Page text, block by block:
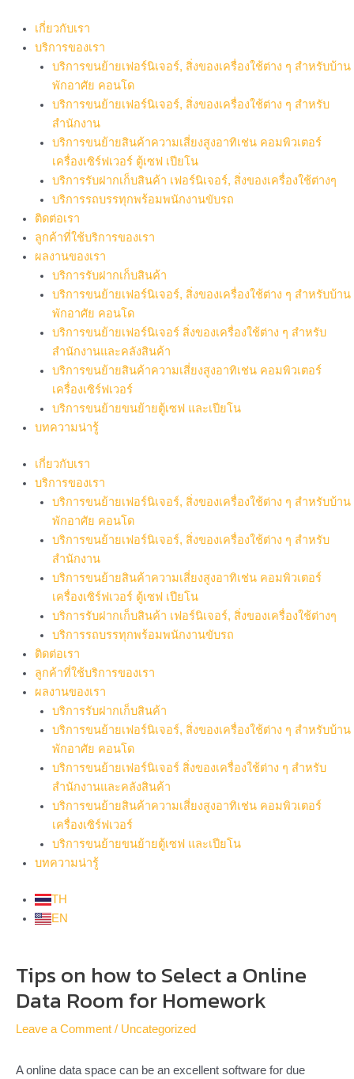
content
เกี่ยวกับเรา
บริการของเรา
บริการขนย้ายเฟอร์นิเจอร์, สิ่งของเครื่องใช้ต่าง ๆ สำหรับบ้าน
พักอาศัย คอนโด
บริการขนย้ายเฟอร์นิเจอร์, สิ่งของเครื่องใช้ต่าง ๆ สำหรับ
สำนักงาน
บริการขนย้ายสินค้าความเสี่ยงสูงอาทิเช่น คอมพิวเตอร์
เครื่องเซิร์ฟเวอร์ ตู้เซฟ เปียโน
บริการรับฝากเก็บสินค้า เฟอร์นิเจอร์, สิ่งของเครื่องใช้ต่างๆ
บริการรถบรรทุกพร้อมพนักงานขับรถ
ติดต่อเรา
ลูกค้าที่ใช้บริการของเรา
ผลงานของเรา
บริการรับฝากเก็บสินค้า
บริการขนย้ายเฟอร์นิเจอร์, สิ่งของเครื่องใช้ต่าง ๆ สำหรับบ้าน
พักอาศัย คอนโด
บริการขนย้ายเฟอร์นิเจอร์ สิ่งของเครื่องใช้ต่าง ๆ สำหรับ
สำนักงานและคลังสินค้า
บริการขนย้ายสินค้าความเสี่ยงสูงอาทิเช่น คอมพิวเตอร์
เครื่องเซิร์ฟเวอร์
บริการขนย้ายขนย้ายตู้เซฟ และเปียโน
บทความน่ารู้
เกี่ยวกับเรา
บริการของเรา
บริการขนย้ายเฟอร์นิเจอร์, สิ่งของเครื่องใช้ต่าง ๆ สำหรับบ้าน
พักอาศัย คอนโด
บริการขนย้ายเฟอร์นิเจอร์, สิ่งของเครื่องใช้ต่าง ๆ สำหรับ
สำนักงาน
บริการขนย้ายสินค้าความเสี่ยงสูงอาทิเช่น คอมพิวเตอร์
เครื่องเซิร์ฟเวอร์ ตู้เซฟ เปียโน
บริการรับฝากเก็บสินค้า เฟอร์นิเจอร์, สิ่งของเครื่องใช้ต่างๆ
บริการรถบรรทุกพร้อมพนักงานขับรถ
ติดต่อเรา
ลูกค้าที่ใช้บริการของเรา
ผลงานของเรา
บริการรับฝากเก็บสินค้า
บริการขนย้ายเฟอร์นิเจอร์, สิ่งของเครื่องใช้ต่าง ๆ สำหรับบ้าน
พักอาศัย คอนโด
บริการขนย้ายเฟอร์นิเจอร์ สิ่งของเครื่องใช้ต่าง ๆ สำหรับ
สำนักงานและคลังสินค้า
บริการขนย้ายสินค้าความเสี่ยงสูงอาทิเช่น คอมพิวเตอร์
เครื่องเซิร์ฟเวอร์
บริการขนย้ายขนย้ายตู้เซฟ และเปียโน
บทความน่ารู้
TH
EN
Tips on how to Select a Online
Data Room for Homework
Leave a Comment / Uncategorized
A online data space can be an excellent software for due
navigation